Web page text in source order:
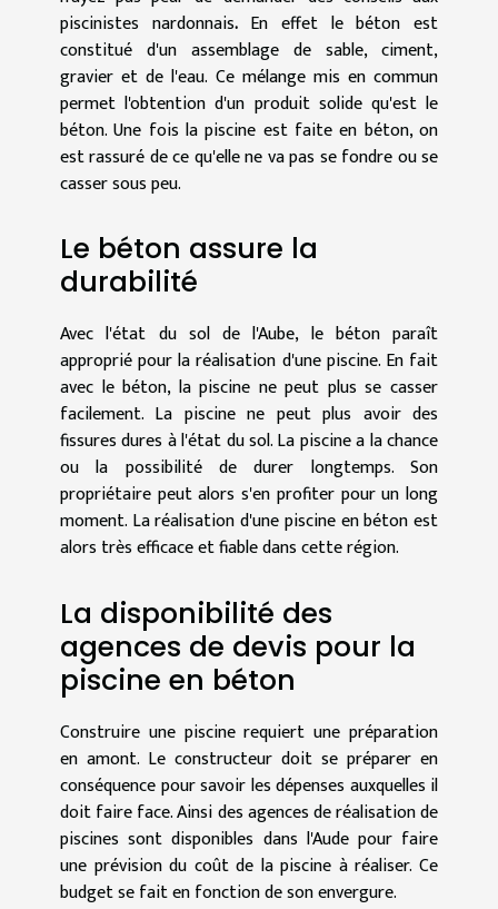
piscinistes nardonnais.En effet le béton est
constitué d'un assemblage de sable, ciment,
gravier et de l'eau. Ce mélange mis en commun
permet l'obtention d'un produit solide qu'est le
béton. Une fois la piscine est faite en béton, on
est rassuré de ce qu'elle ne va pas se fondre ou se
casser sous peu.
Le béton assure la
durabilité
Avec l'état du sol de l'Aube, le béton paraît
approprié pour la réalisation d'une piscine. En fait
avec le béton, la piscine ne peut plus se casser
facilement. La piscine ne peut plus avoir des
fissures dures à l'état du sol. La piscine a la chance
ou la possibilité de durer longtemps. Son
propriétaire peut alors s'en profiter pour un long
moment. La réalisation d'une piscine en béton est
alors très efficace et fiable dans cette région.
La disponibilité des
agences de devis pour la
piscine en béton
Construire une piscine requiert une préparation
en amont. Le constructeur doit se préparer en
conséquence pour savoir les dépenses auxquelles il
doit faire face. Ainsi des agences de réalisation de
piscines sont disponibles dans l'Aude pour faire
une prévision du coût de la piscine à réaliser. Ce
budget se fait en fonction de son envergure.